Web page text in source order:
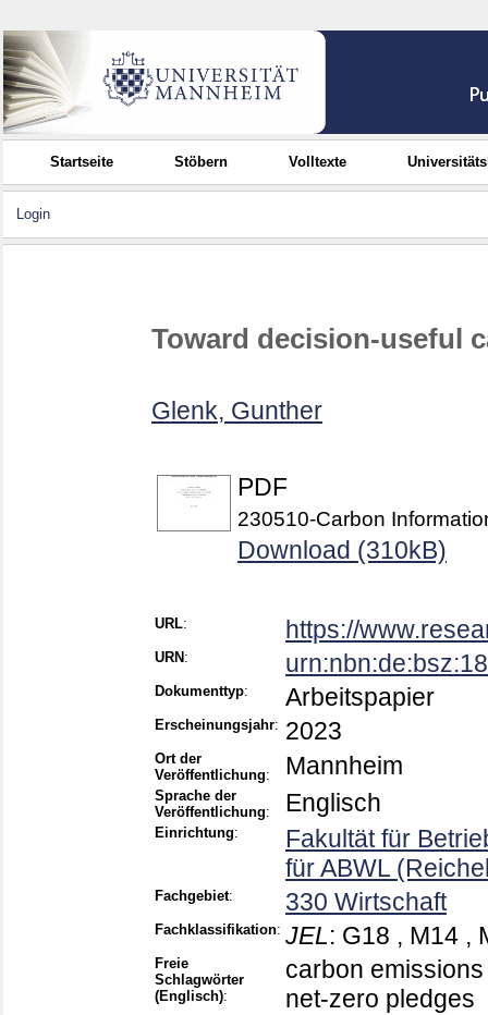
Startseite Stöbern Volltexte
Login
Toward decision-useful
Glenk, Gunther
PDF
230510-Carbon
Download (310kB)
URL: https://
URN :
Dokumenttyp: Arbeitspapier
Erscheinungsjahr: 2023
Ort der
Veröffentlichung: Mannheim
Sprache der
Veröffentlichung: Englisch
Einrichtung:
Fakultät für
für ABWL
Fachgebiet: 330 Wirtschaft
Fachklassifikation: JEL: G18 , M14 ,
Freie
Schlagwörter
(Englisch):
carbon
net-zero pledges